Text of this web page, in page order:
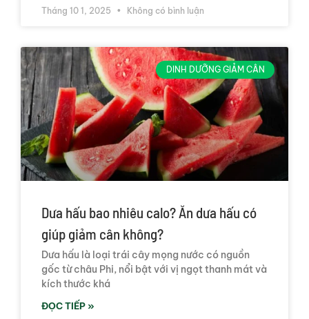
Tháng 10 1, 2025 Không có bình luận
DINH DƯỠNG GIẢM CÂN
Dưa hấu bao nhiêu calo? Ăn dưa hấu có
giúp giảm cân không?
Dưa hấu là loại trái cây mọng nước có nguồn
gốc từ châu Phi, nổi bật với vị ngọt thanh mát và
kích thước khá
ĐỌC TIẾP »